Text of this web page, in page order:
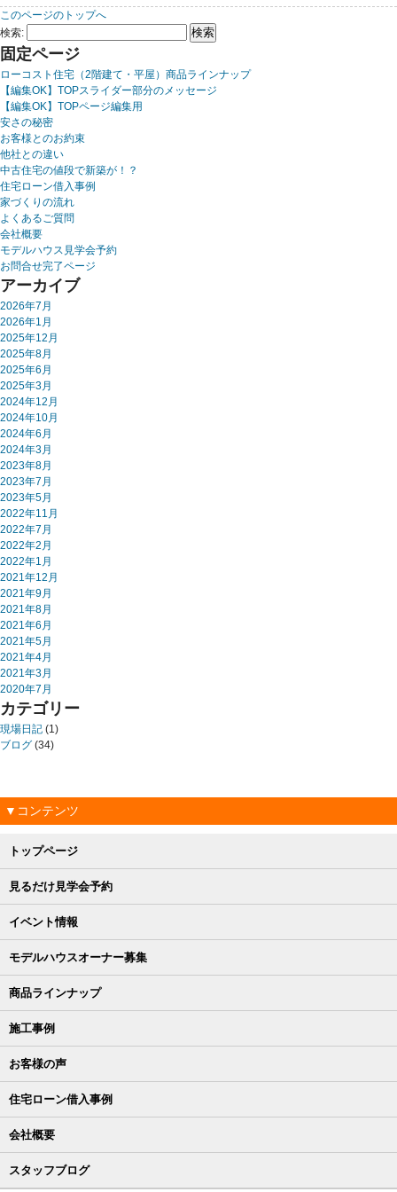
このページのトップへ
検索:
固定ページ
ローコスト住宅（2階建て・平屋）商品ラインナップ
【編集OK】TOPスライダー部分のメッセージ
【編集OK】TOPページ編集用
安さの秘密
お客様とのお約束
他社との違い
中古住宅の値段で新築が！？
住宅ローン借入事例
家づくりの流れ
よくあるご質問
会社概要
モデルハウス見学会予約
お問合せ完了ページ
アーカイブ
2026年7月
2026年1月
2025年12月
2025年8月
2025年6月
2025年3月
2024年12月
2024年10月
2024年6月
2024年3月
2023年8月
2023年7月
2023年5月
2022年11月
2022年7月
2022年2月
2022年1月
2021年12月
2021年9月
2021年8月
2021年6月
2021年5月
2021年4月
2021年3月
2020年7月
カテゴリー
現場日記 (1)
ブログ (34)
▼コンテンツ
トップページ
見るだけ見学会予約
イベント情報
モデルハウスオーナー募集
商品ラインナップ
施工事例
お客様の声
住宅ローン借入事例
会社概要
スタッフブログ